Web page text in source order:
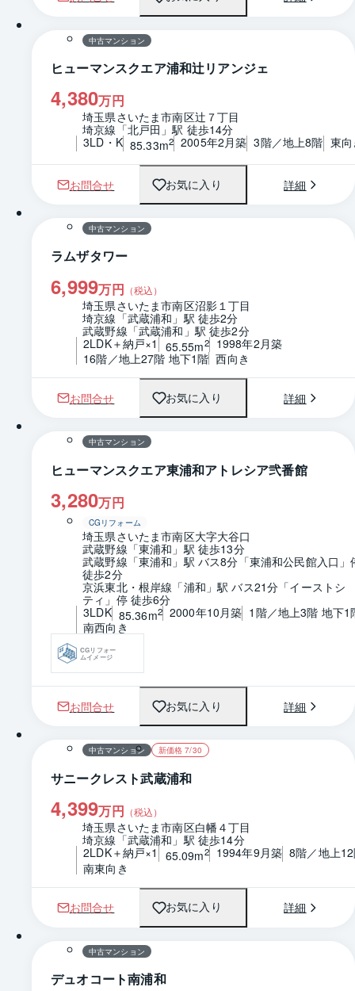
間取り
中古マンション
ヒューマンスクエア浦和辻リアンジェ
4,380万円
埼玉県さいたま市南区辻７丁目
埼京線「北戸田」駅 徒歩14分
3LD・K 85.33m2 2005年2月築 3階／地上8階 東
お問合せ お気に入り 詳細
1 / 0 間取り
中古マンション
ラムザタワー
6,999万円 （税込）
埼玉県さいたま市南区沼影１丁目
埼京線「武蔵浦和」駅 徒歩2分
武蔵野線「武蔵浦和」駅 徒歩2分
2LDK＋納戸×1
65.55m2
1998年2月築
16階／地上27階 地下1階 西向き
お問合せ お気に入り 詳細
1 / 0 間取り
中古マンション
ヒューマンスクエア東浦和アトレシア弐番館
3,280万円
CGリフォーム
埼玉県さいたま市南区大字大谷口
武蔵野線「東浦和」駅 徒歩13分
武蔵野線「東浦和」駅 バス8分「東浦和公民館入口」
徒歩2分
京浜東北・根岸線「浦和」駅 バス21分「イーストシ
ティ」停 徒歩6分
3LDK 85.36m2 2000年10月築 1階／地上3階 地下1
南西向き
CGリフォー
ムイメージ
お問合せ お気に入り 詳細
1 / 0 間取り
中古マンション 新価格 7/30
サニークレスト武蔵浦和
4,399万円 （税込）
埼玉県さいたま市南区白幡４丁目
埼京線「武蔵浦和」駅 徒歩14分
2LDK＋納戸×1
65.09m2 1994年9月築 8階／地上
南東向き
お問合せ お気に入り 詳細
1 / 0 間取り
中古マンション
デュオコート南浦和